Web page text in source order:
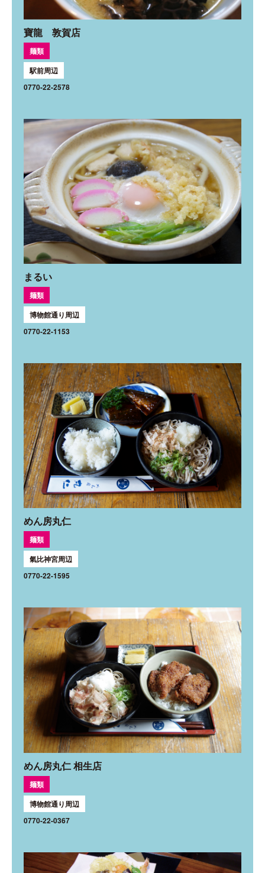
寶龍 敦賀店
麺類
駅前周辺
0770-22-2578
まるい
麺類
博物館通り周辺
0770-22-1153
めん房丸仁
麺類
氣比神宮周辺
0770-22-1595
めん房丸仁 相生店
麺類
博物館通り周辺
0770-22-0367